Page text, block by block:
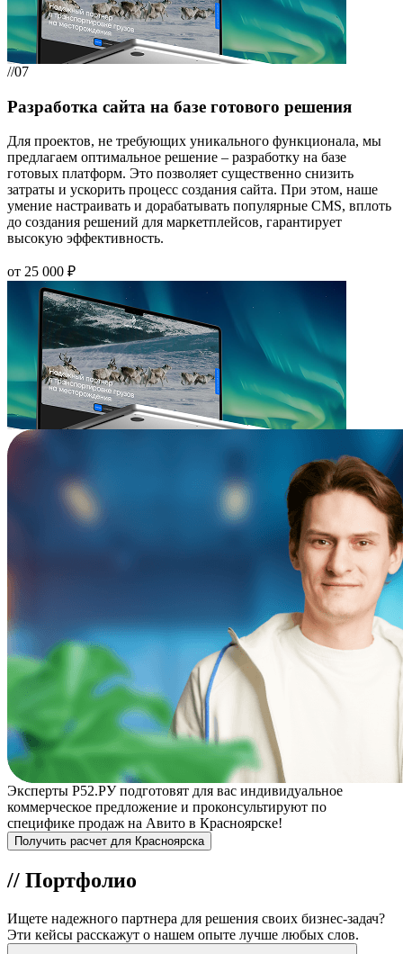
//07
Разработка сайта на базе готового решения
Для проектов, не требующих уникального функционала, мы
предлагаем оптимальное решение – разработку на базе
готовых платформ. Это позволяет существенно снизить
затраты и ускорить процесс создания сайта. При этом, наше
умение настраивать и дорабатывать популярные CMS, вплоть
до создания решений для маркетплейсов, гарантирует
высокую эффективность.
от 25 000 ₽
Эксперты Р52.РУ подготовят для вас индивидуальное
коммерческое предложение и проконсультируют по
специфике продаж на Авито в Красноярске!
Получить расчет для Красноярска
// Портфолио
Ищете надежного партнера для решения своих бизнес-задач?
Эти кейсы расскажут о нашем опыте лучше любых слов.